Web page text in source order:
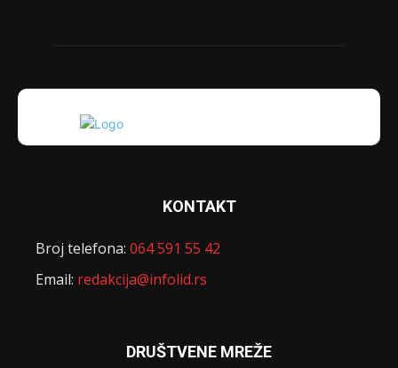
KONTAKT
Broj telefona: 064 591 55 42
Email: redakcija@infolid.rs
DRUŠTVENE MREŽE